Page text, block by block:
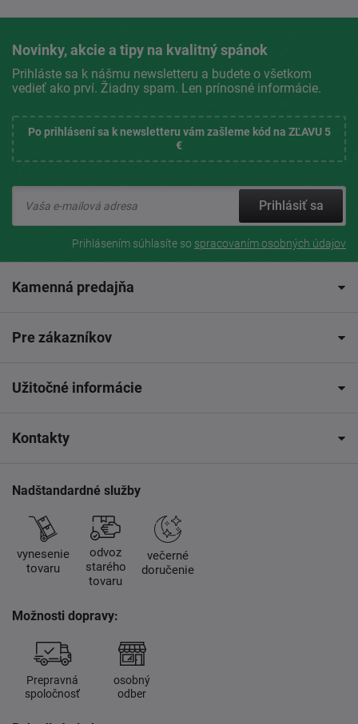
Novinky, akcie a tipy na kvalitný spánok
Prihláste sa k nášmu newsletteru a budete o všetkom
vedieť ako prví. Žiadny spam. Len prínosné informácie.
Po prihlásení sa k newsletteru vám zašleme kód na ZĽAVU 5
€
Prihlásiť sa
Prihlásením súhlasíte so spracovaním osobných údajov
Kamenná predajňa
Pre zákazníkov
Užitočné informácie
Kontakty
Nadštandardné služby
vynesenie
tovaru
odvoz
starého
tovaru
večerné
doručenie
Možnosti dopravy:
Prepravná
spoločnosť
osobný
odber